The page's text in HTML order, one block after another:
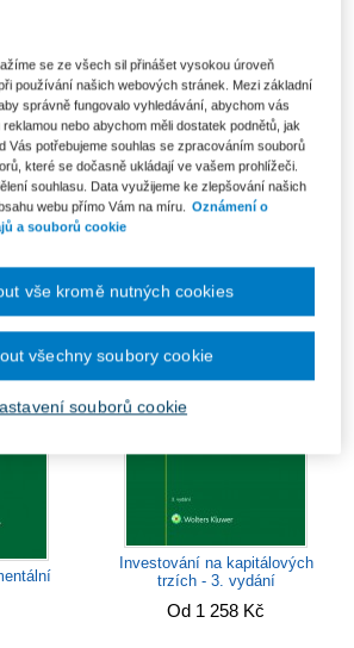
Nový zákon o účetnictví 2025 -
záznam webináře
1 620 Kč
Investování na kapitálových
trzích - 3. vydání
Od 1 258 Kč
se ze všech sil přinášet vysokou úroveň
používání našich webových stránek. Mezi základní
správně fungovalo vyhledávání, abychom vás
nebo abychom měli dostatek podnětů, jak
Vás potřebujeme souhlas se zpracováním souborů
které se dočasně ukládají ve vašem prohlížeči.
souhlasu. Data využijeme ke zlepšování našich
webu přímo Vám na míru. Oznámení o
a souborů cookie
souborů cookie
vše kromě nutných cookies
všechny soubory cookie